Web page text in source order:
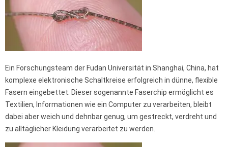
Ein Forschungsteam der Fudan Universität in Shanghai, China, hat
komplexe elektronische Schaltkreise erfolgreich in dünne, flexible
Fasern eingebettet. Dieser sogenannte Faserchip ermöglicht es
Textilien, Informationen wie ein Computer zu verarbeiten, bleibt
dabei aber weich und dehnbar genug, um gestreckt, verdreht und
zu alltäglicher Kleidung verarbeitet zu werden.